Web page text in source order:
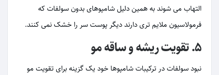
التهاب می شوند به همین دلیل شامپوهای بدون سولفات که
فرمولاسیون ملایم تری دارند دیگر پوست سر را خشک نمی کنند.
۵. تقویت ریشه و ساقه مو
نبود سولفات در ترکیبات شامپوها خود یک گزینه برای تقویت مو